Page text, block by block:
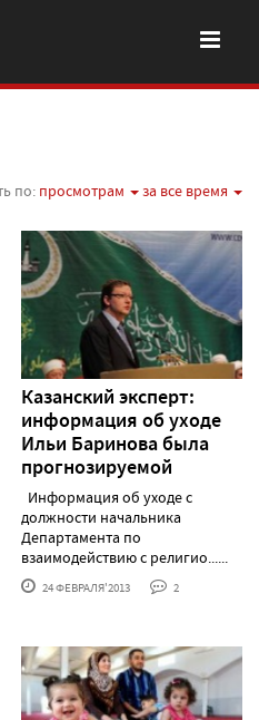
по: просмотрам за все время
Казанский эксперт:
информация об уходе
Ильи Баринова была
прогнозируемой
Информация об уходе с
должности начальника
Департамента по
взаимодействию с религио......
24 ФЕВРАЛЯ'2013 2